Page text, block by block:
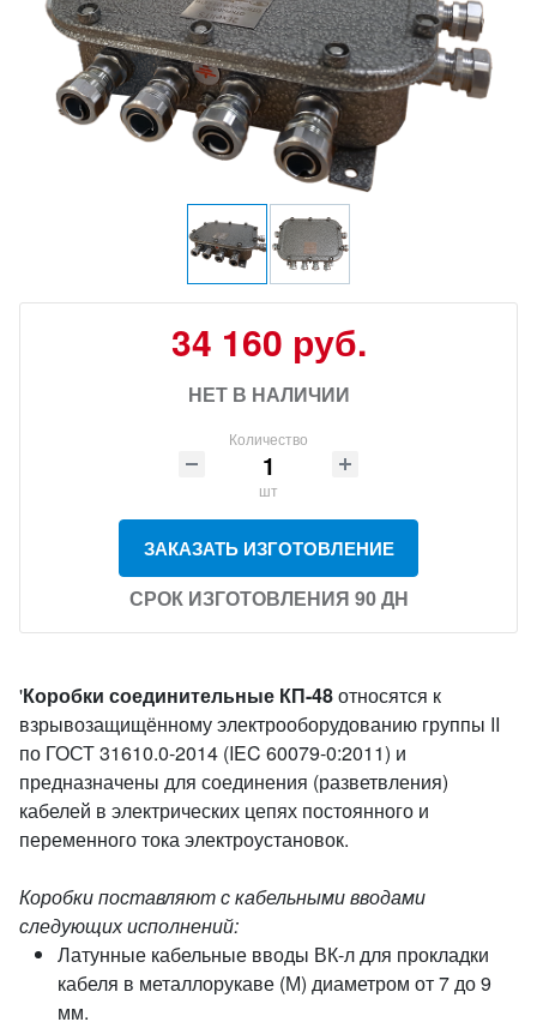
34 160 руб.
НЕТ В НАЛИЧИИ
Количество
шт
ЗАКАЗАТЬ ИЗГОТОВЛЕНИЕ
СРОК ИЗГОТОВЛЕНИЯ 90 ДН
'Коробки соединительные КП-48относятся к
взрывозащищённому электрооборудованию группы II
по ГОСТ 31610.0-2014 (IEC 60079-0:2011) и
предназначены для соединения (разветвления)
кабелей в электрических цепях постоянного и
переменного тока электроустановок.
Коробки поставляют с кабельными вводами
следующих исполнений:
Латунные кабельные вводы ВК-л для прокладки
кабеля в металлорукаве (М) диаметром от 7 до 9
мм.